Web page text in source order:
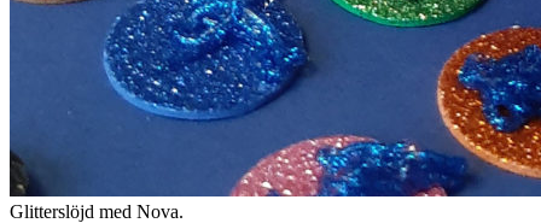
Glitterslöjd med Nova.